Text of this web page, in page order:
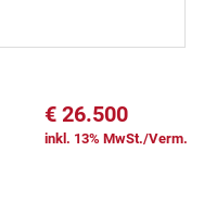
€ 26.500
inkl. 13% MwSt./Verm.